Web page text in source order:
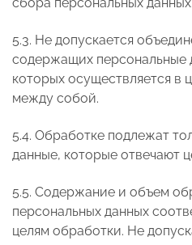
5.3. Не допускается
содержащих персональные
которых осуществляется в
между собой.
5.4. Обработке подлежат
данные, которые отвечают
5.5. Содержание и объем
персональных данных
целям обработки. Не